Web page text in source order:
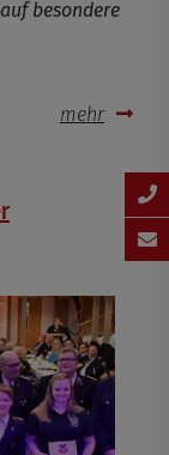
besondere
mehr